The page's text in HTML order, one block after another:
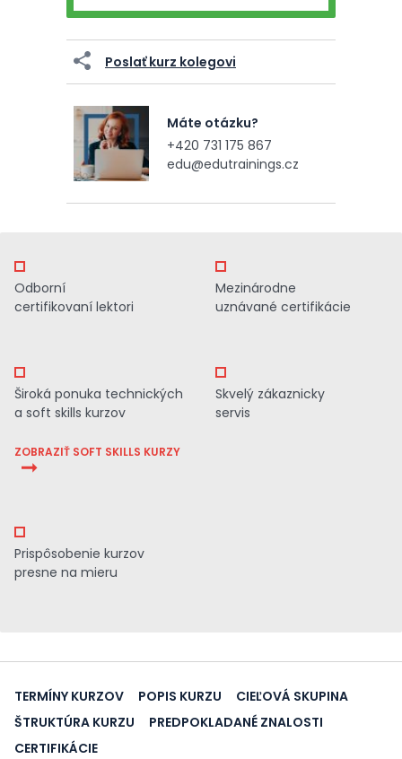
Poslať kurz kolegovi
Máte otázku?
+420 731 175 867
edu@edutrainings.cz
Odborní
certifikovaní lektori
Mezinárodne
uznávané certifikácie
Široká ponuka technických
a soft skills kurzov
ZOBRAZIŤ SOFT SKILLS KURZY
Skvelý zákaznicky
servis
Prispôsobenie kurzov
presne na mieru
TERMÍNY KURZOV POPIS KURZU
CIEĽOVÁ SKUPINA
ŠTRUKTÚRA KURZU
PREDPOKLADANÉ ZNALOSTI
CERTIFIKÁCIE